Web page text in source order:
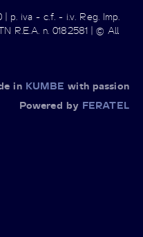
p. iva - c.f. - i.v. Reg. Imp.
R.E.A. n. 0182581 | © All
in KUMBE with passion
Powered by FERATEL